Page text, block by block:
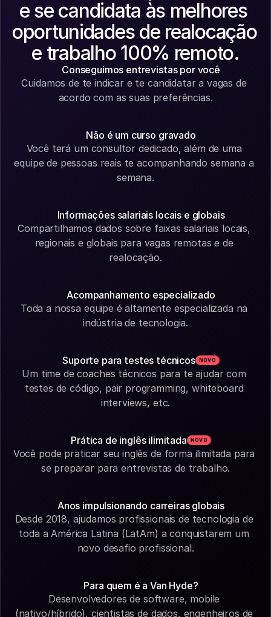
e se candidata às melhores
oportunidades de realocação
e trabalho 100% remoto.
Conseguimos entrevistas por você
Cuidamos de te indicar e te candidatar a vagas de
acordo com as suas preferências.
Não é um curso gravado
Você terá um consultor dedicado, além de uma
equipe de pessoas reais te acompanhando semana a
semana.
Informações salariais locais e globais
Compartilhamos dados sobre faixas salariais locais,
regionais e globais para vagas remotas e de
realocação.
Acompanhamento especializado
Toda a nossa equipe é altamente especializada na
indústria de tecnologia.
Suporte para testes técnicos NOVO
Um time de coaches técnicos para te ajudar com
testes de código, pair programming, whiteboard
interviews, etc.
Prática de inglês ilimitada NOVO
Você pode praticar seu inglês de forma ilimitada para
se preparar para entrevistas de trabalho.
Anos impulsionando carreiras globais
Desde 2018, ajudamos profissionais de tecnologia de
toda a América Latina (LatAm) a conquistarem um
novo desafio profissional.
Para quem é a Van Hyde?
Desenvolvedores de software, mobile
(nativo/híbrido), cientistas de dados, engenheiros de